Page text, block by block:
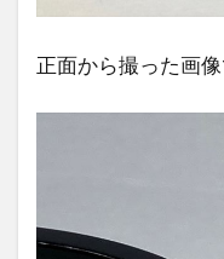
正面から撮った画像